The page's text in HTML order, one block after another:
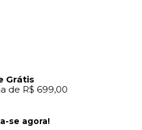
Grátis
de R$ 699,00
se agora!